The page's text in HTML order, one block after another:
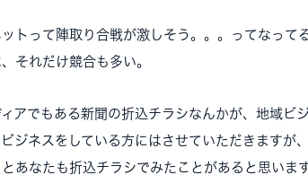
トって陣取り合戦が激しそう。。。ってなって
それだけ競合も多い。
アでもある新聞の折込チラシなんかが、地域ビ
ジネスをしている方にはさせていただきますが
あなたも折込チラシでみたことがあると思いま